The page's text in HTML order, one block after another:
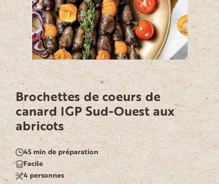
Brochettes de coeurs de
canard IGP Sud-Ouest aux
abricots
45 min de préparation
Facile
4 personnes